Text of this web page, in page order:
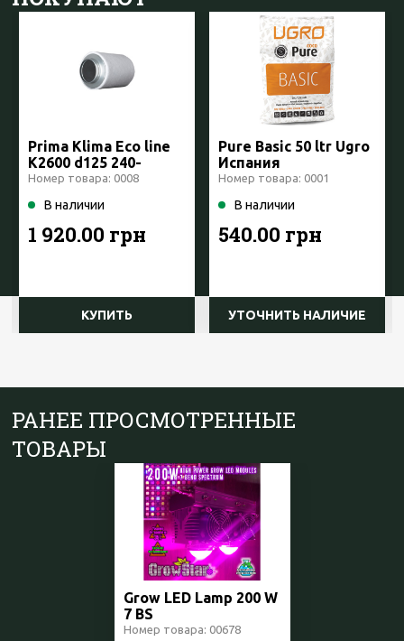
Prima Klima Eco line
K2600 d125 240-
360куб Чехия
Номер товара: 0008
В наличии
1 920.00 грн
КУПИТЬ
Pure Basic 50 ltr Ugro
Испания
Номер товара: 0001
В наличии
540.00 грн
УТОЧНИТЬ НАЛИЧИЕ
РАНЕЕ ПРОСМОТРЕННЫЕ
ТОВАРЫ
Grow LED Lamp 200 W
7 BS
Номер товара: 00678